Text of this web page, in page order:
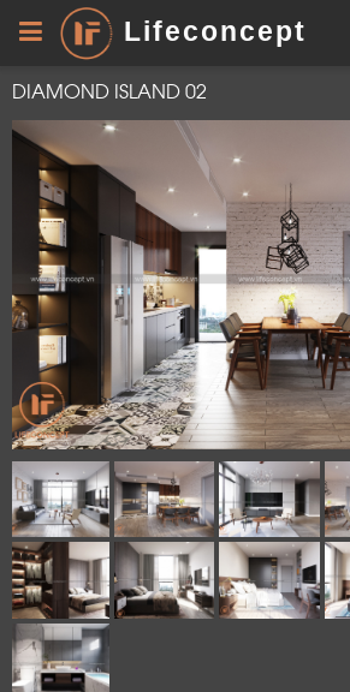
Lifeconcept
DIAMOND ISLAND 02